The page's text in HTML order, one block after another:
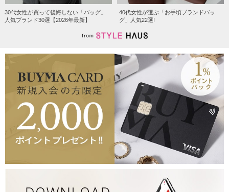
30代女性が買って後悔しない「バッグ」
人気ブランド30選【2026年最新】
40代女性が選ぶ「お手頃ブランドバッ
グ」人気22選!